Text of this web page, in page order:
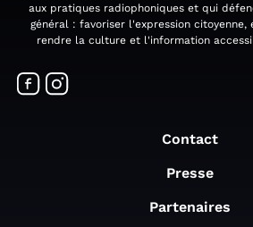
aux pratiques radiophoniques et qui
général : favoriser l'expression citoyenne,
rendre la culture et l'information
Contact
Presse
Partenaires